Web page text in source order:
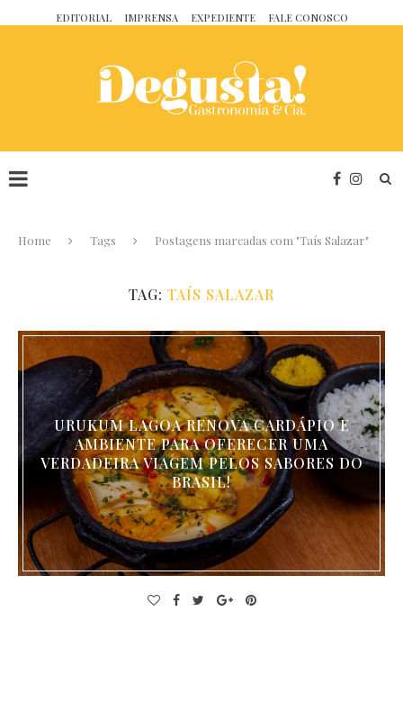
EDITORIAL IMPRENSA EXPEDIENTE FALE CONOSCO
Home Tags Postagens marcadas com "Taís Salazar"
TAG: TAÍS SALAZAR
URUKUM LAGOA RENOVA CARDÁPIO E
AMBIENTE PARA OFERECER UMA
VERDADEIRA VIAGEM PELOS SABORES DO
BRASIL!